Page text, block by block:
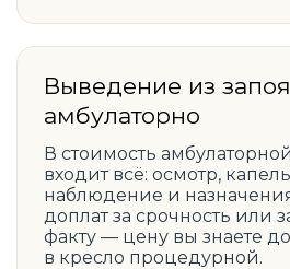
Выведение из запоя
амбулаторно
В стоимость
входит всё: осмотр,
наблюдение и
доплат за срочность или
факту — цену вы знаете до
в кресло процедурной.